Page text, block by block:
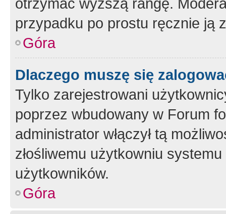
przypadku po prostu ręcznie ją
Góra
Dlaczego muszę się
Tylko zarejestrowani
poprzez wbudowany w Forum
administrator włączył tą
złośliwemu użytkowniu
użytkowników.
Góra